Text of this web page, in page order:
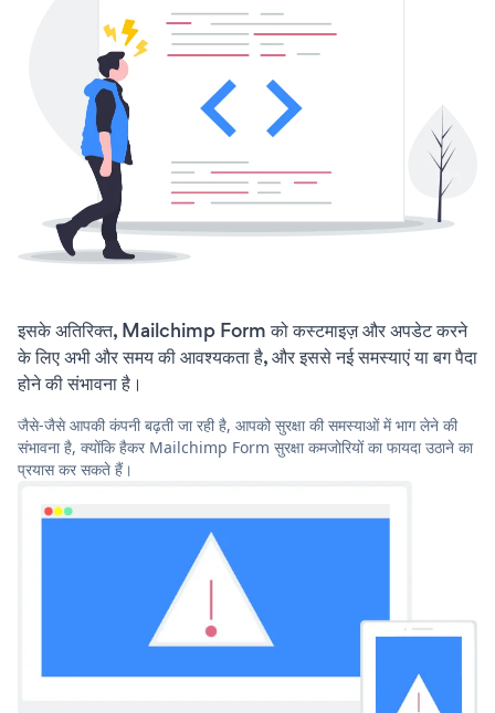
इसके अतिरिक्त, Mailchimp Form को कस्टमाइज़ और अपडेट करने
के लिए अभी और समय की आवश्यकता है, और इससे नई समस्याएं या बग पैदा
होने की संभावना है।
जैसे-जैसे आपकी कंपनी बढ़ती जा रही है, आपको सुरक्षा की समस्याओं में भाग लेने की
संभावना है, क्योंकि हैकर Mailchimp Form सुरक्षा कमजोरियों का फायदा उठाने का
प्रयास कर सकते हैं।